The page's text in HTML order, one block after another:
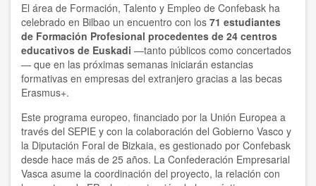
El área de Formación, Talento y Empleo de Confebask ha
celebrado en Bilbao un encuentro con los 71 estudiantes
de Formación Profesional procedentes de 24 centros
educativos de Euskadi —tanto públicos como concertados
— que en las próximas semanas iniciarán estancias
formativas en empresas del extranjero gracias a las becas
Erasmus+.
Este programa europeo, financiado por la Unión Europea a
través del SEPIE y con la colaboración del Gobierno Vasco y
la Diputación Foral de Bizkaia, es gestionado por Confebask
desde hace más de 25 años. La Confederación Empresarial
Vasca asume la coordinación del proyecto, la relación con